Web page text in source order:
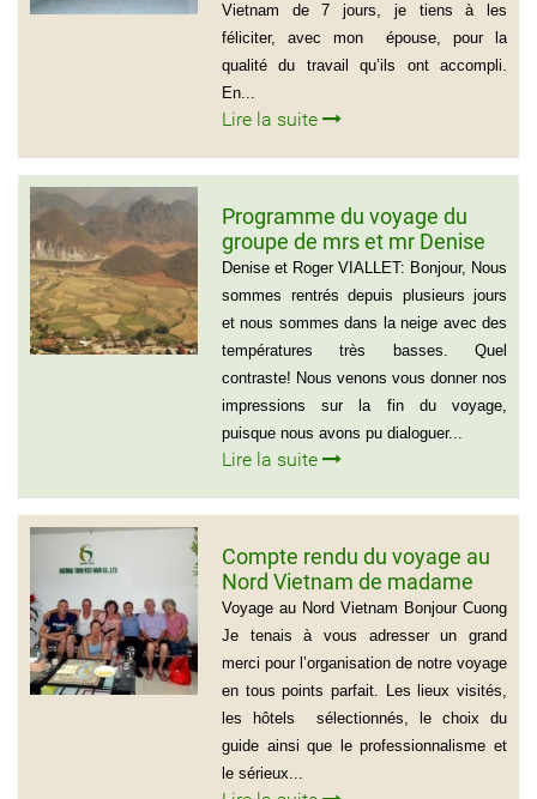
Vietnam de 7 jours, je tiens à les
féliciter, avec mon épouse, pour la
qualité du travail qu’ils ont accompli.
En...
Lire la suite
Programme du voyage du
groupe de mrs et mr Denise
et Roger VIALLET
Denise et Roger VIALLET: Bonjour, Nous
sommes rentrés depuis plusieurs jours
et nous sommes dans la neige avec des
températures très basses. Quel
contraste! Nous venons vous donner nos
impressions sur la fin du voyage,
puisque nous avons pu dialoguer...
Lire la suite
Compte rendu du voyage au
Nord Vietnam de madame
Marie Gammaitoni (Groupe
de Provelli Eric)
Voyage au Nord Vietnam Bonjour Cuong
Je tenais à vous adresser un grand
merci pour l’organisation de notre voyage
en tous points parfait. Les lieux visités,
les hôtels sélectionnés, le choix du
guide ainsi que le professionnalisme et
le sérieux...